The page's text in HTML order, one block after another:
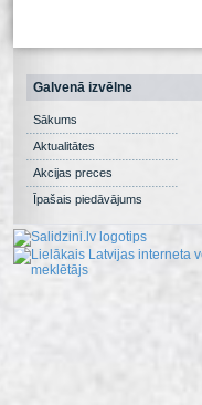
Galvenā izvēlne
Sākums
Aktualitātes
Akcijas preces
Īpašais piedāvājums